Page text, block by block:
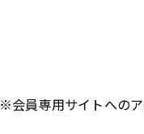
※会員専用サイトへの